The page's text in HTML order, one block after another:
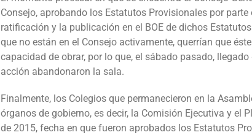
Consejo, aprobando los Estatutos Provisionales por
ratificación y la publicación en el BOE de dichos
que no están en el Consejo activamente, querrían que
capacidad de obrar, por lo que, el sábado pasado,
acción abandonaron la sala.
Finalmente, los Colegios que permanecieron en la
órganos de gobierno, es decir, la Comisión Ejecutiva y el
de 2015, fecha en que fueron aprobados los Estatutos